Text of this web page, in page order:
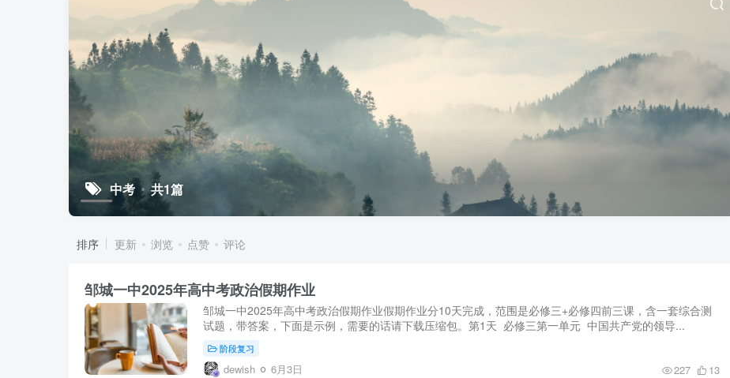
中考 共1篇
排序 更新 浏览 点赞 评论
邹城一中2025年高中考政治假期作业
邹城一中2025年高中考政治假期作业假期作业分10天完成，范围是必修三+必修四前三课，含一套综合测
试题，带答案，下面是示例，需要的话请下载压缩包。第1天 必修三第一单元 中国共产党的领导...
阶段复习
dewish 6月3日 227 13